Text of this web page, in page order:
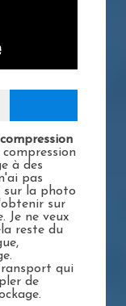
compression
à des
pas
sur la photo
sur
Je ne veux
reste du
qui
de